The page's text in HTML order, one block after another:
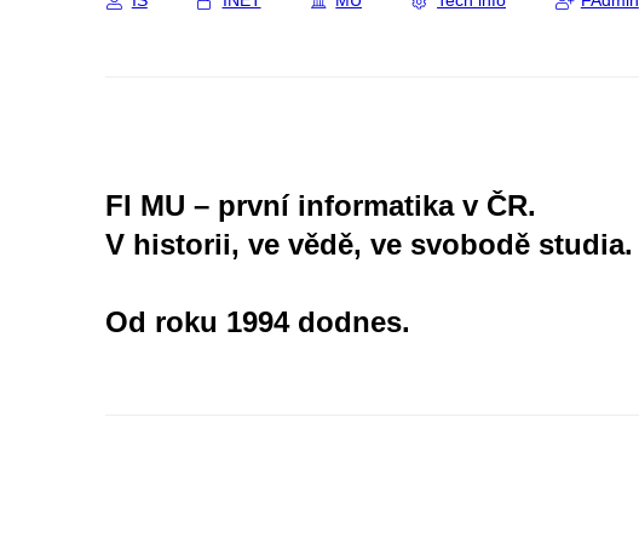
FI MU – první informatika v ČR.
V historii, ve vědě, ve svobodě studia.
Od roku 1994 dodnes.